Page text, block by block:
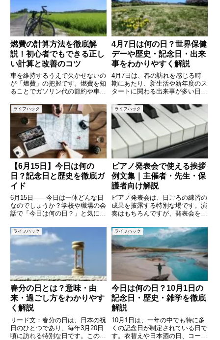
燃費の計算方法を徹底解
説！初心者でもできる正し
い計算と改善のコツ
車を維持するうえで欠かせないの
が「燃費」の把握です。燃費を知
ることでガソリン代の節約や車の
ドライブの第一歩にもなります。
しかし、「燃費ってどうやって計
算するの？」「表示される数値は
本当に正しいの？」と疑問を持つ
4月7日は何の日？世界保健
デーや歴史・記念日・出来
事をわかりやすく解説
4月7日は、春の訪れを感じる時
期にあたり、新生活や新年度のス
タートに関わる出来事が多い日で
要な記念日が制定されていること
でも知られています。この記事で
は、4月7日にまつわる代表的な
記念日や歴史的な出来事、有名人
ライフハック
【6月15日】今日は何の
日？記念日と歴史を徹底ガ
イド
6月15日――今日は一体どんな日
なのでしょうか？学校や職場の会
話で「今日は何の日？」と気にな
は、日本では「生姜の日」や「米
百俵デー」などのユニークな記念
日があり、さらに世界的には「マ
グナ・カルタ」の承認や歴史的
ライフハック
ピアノ発表会で使える挨拶
例文集｜主催者・先生・保
護者向け解説
ピアノ発表会は、日ごろの練習の
成果を披露する特別な場です。演
奏はもちろんですが、発表会をよ
せないのが「挨拶」です。主催者
としての開会の挨拶、講師として
の言葉、保護者を代表しての感謝
の挨拶など、それぞれの立場に合
ライフハック
春分の日とは？意味・由
来・過ごし方をわかりやす
く解説
リード文：春分の日は、日本の祝
日のひとつであり、毎年3月20日
頃に訪れる特別な日です。この日
ライフハック
今日は何の日？10月1日の
記念日・歴史・雑学を徹底
解説
10月1日は、一年の中でも特に多
くの記念日が制定されている日で
す。衣替えや日本酒の日、コーヒ